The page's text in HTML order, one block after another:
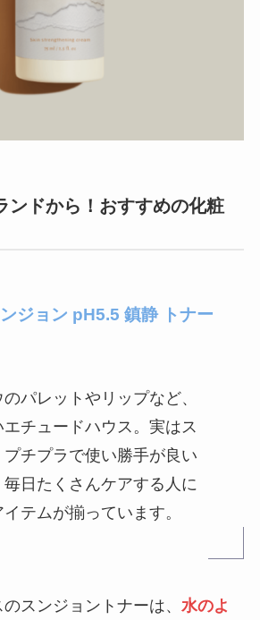
ンドから！おすすめの化粧
ジョン pH5.5 鎮静 トナー
パレットやリップなど、
チュードハウス。実はス
チプラで使い勝手が良い
毎日たくさんケアする人に
テムが揃っています。
スンジョントナーは、 水のよ